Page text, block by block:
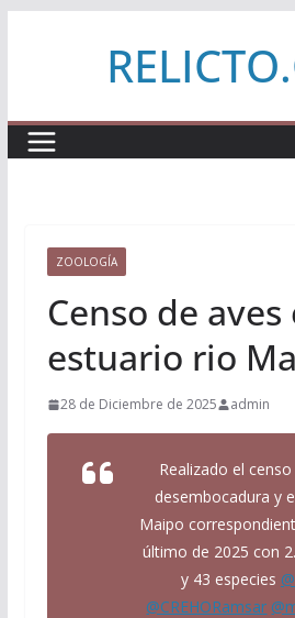
ZOOLOGÍA
Censo de aves
estuario rio
28 de Diciembre de 2025 admin
Realizado el
desembocadura y
Maipo
último de 2025 con
y 43 especies
@CREHORamsar